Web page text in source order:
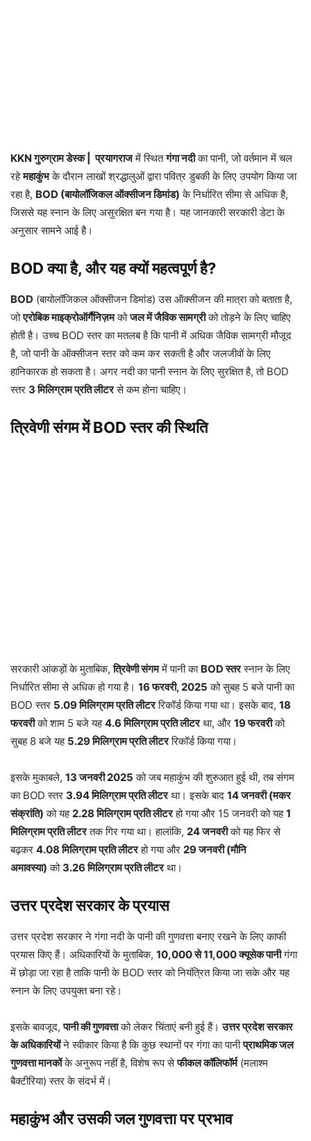
KKN गुरुग्राम डेस्क | प्रयागराजमें स्थितगंगा नदीका पानी, जो वर्तमान में चल
रहेमहाकुंभके दौरान लाखों श्रद्धालुओं द्वारा पवित्र डुबकी के लिए उपयोग किया जा
रहा है, BOD (बायोलॉजिकल ऑक्सीजन डिमांड) के निर्धारित सीमा से अधिक है,
जिससे यह स्नान के लिए असुरक्षित बन गया है। यह जानकारी सरकारी डेटा के
अनुसार सामने आई है।
BOD क्या है, और यह क्यों महत्वपूर्ण है?
BOD (बायोलॉजिकल ऑक्सीजन डिमांड) उस ऑक्सीजन की मात्रा को बताता है,
जोएरोबिक माइक्रोऑर्गैनिज़मकोजल में जैविक सामग्रीको तोड़ने के लिए चाहिए
होती है। उच्च BOD स्तर का मतलब है कि पानी में अधिक जैविक सामग्री मौजूद
है, जो पानी के ऑक्सीजन स्तर को कम कर सकती है और जलजीवों के लिए
हानिकारक हो सकता है। अगर नदी का पानी स्नान के लिए सुरक्षित है, तो BOD
स्तर 3 मिलिग्राम प्रति लीटरसे कम होना चाहिए।
त्रिवेणी संगम में BOD स्तर की स्थिति
सरकारी आंकड़ों के मुताबिक,त्रिवेणी संगममें पानी का BOD स्तरस्नान के लिए
निर्धारित सीमा से अधिक हो गया है। 16 फरवरी, 2025 को सुबह 5 बजे पानी का
BOD स्तर 5.09 मिलिग्राम प्रति लीटररिकॉर्ड किया गया था। इसके बाद, 18
फरवरीको शाम 5 बजे यह4.6 मिलिग्राम प्रति लीटरथा, और 19 फरवरीको
सुबह 8 बजे यह 5.29 मिलिग्राम प्रति लीटररिकॉर्ड किया गया।
इसके मुकाबले, 13 जनवरी 2025 को जब महाकुंभ की शुरुआत हुई थी, तब संगम
का BOD स्तर 3.94 मिलिग्राम प्रति लीटरथा। इसके बाद 14 जनवरी (मकर
संक्रांति) को यह2.28 मिलिग्राम प्रति लीटरहो गया और 15 जनवरी को यह1
मिलिग्राम प्रति लीटरतक गिर गया था। हालांकि, 24 जनवरीको यह फिर से
बढ़कर 4.08 मिलिग्राम प्रति लीटरहो गया और 29 जनवरी (मौनि
अमावस्या) को 3.26 मिलिग्राम प्रति लीटरथा।
उत्तर प्रदेश सरकार के प्रयास
उत्तर प्रदेश सरकार ने गंगा नदी के पानी की गुणवत्ता बनाए रखने के लिए काफी
प्रयास किए हैं। अधिकारियों के मुताबिक, 10,000 से 11,000 क्यूसेक पानीगंगा
में छोड़ा जा रहा है ताकि पानी के BOD स्तर को नियंत्रित किया जा सके और यह
स्नान के लिए उपयुक्त बना रहे।
इसके बावजूद,पानी की गुणवत्ताको लेकर चिंताएं बनी हुई हैं।उत्तर प्रदेश सरकार
के अधिकारियोंने स्वीकार किया है कि कुछ स्थानों पर गंगा का पानीप्राथमिक जल
गुणवत्ता मानकोंके अनुरूप नहीं है, विशेष रूप सेफीकल कॉलिफॉर्म(मलाश्म
बैक्टीरिया) स्तर के संदर्भ में।
महाकुंभ और उसकी जल गुणवत्ता पर प्रभाव